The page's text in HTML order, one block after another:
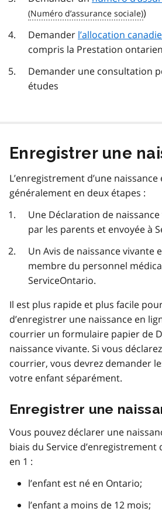
)
Demander l’allocation
compris la Prestation
Demander une consultation
études
Enregistrer une
L’enregistrement d’une
généralement en deux étapes :
Une Déclaration de
par les parents et envoyée à
Un Avis de naissance vivante
membre du personnel
ServiceOntario.
Il est plus rapide et plus facile
d’enregistrer une naissance en
courrier un formulaire papier de
naissance vivante. Si vous
courrier, vous devrez demander
votre enfant séparément.
Enregistrer une
Vous pouvez déclarer une
biais du Service d’enregistrement
en 1 :
l’enfant est né en Ontario;
l’enfant a moins de 12 mois;